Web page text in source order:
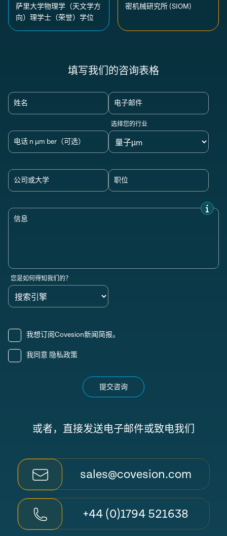
萨里大学物理学（天文学方
向）理学士（荣誉）学位
密机械研究所 (SIOM)
填写我们的咨询表格
姓名 电子邮件
电话 n µm ber（可选）
选择您的行业
公司或大学 职位
信息
您是如何得知我们的？
我想订阅Covesion新闻简报。
我同意 隐私政策
提交咨询
或者，直接发送电子邮件或致电我们
sales@covesion.com
+44 (0)1794 521638